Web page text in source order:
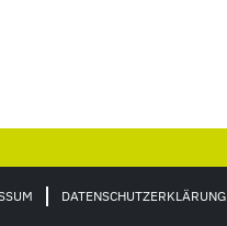
DATENSCHUTZERKLÄRUNG